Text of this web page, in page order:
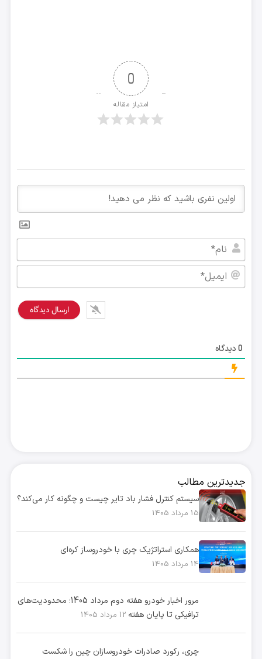
0
امتیاز مقاله
0دیدگاه
جدیدترین مطالب
سیستم کنترل فشار باد تایر چیست و چگونه کار می‌کند؟
15 مرداد 1405
همکاری استراتژیک چری با خودروساز کره‌ای
14 مرداد 1405
مرور اخبار خودرو هفته دوم مرداد 1405؛ محدودیت‌های
ترافیکی تا پایان هفته 12 مرداد 1405
چری، رکورد صادرات خودروسازان چین را شکست